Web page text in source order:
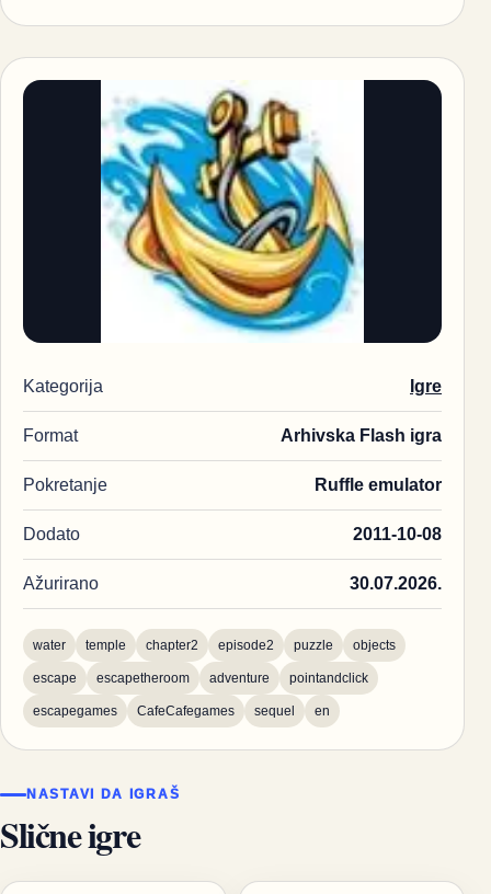
Kategorija Igre
Format Arhivska Flash igra
Pokretanje Ruffle emulator
Dodato 2011-10-08
Ažurirano 30.07.2026.
water temple chapter2 episode2 puzzle objects
escape escapetheroom adventure pointandclick
escapegames CafeCafegames sequel en
NASTAVI DA IGRAŠ
Slične igre